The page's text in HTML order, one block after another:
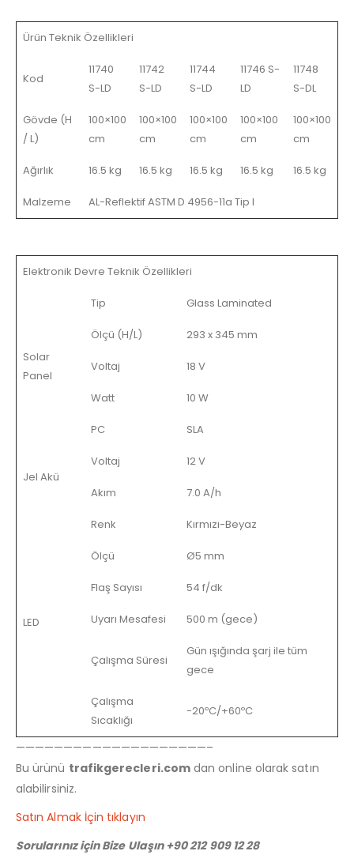
Ürün Teknik Özellikleri
Kod
11740
S-LD
11742
S-LD
11744
S-LD
11746 S-
LD
11748
S-DL
Gövde (H
/ L)
100×100
cm
100×100
cm
100×100
cm
100×100
cm
100×100
cm
Ağırlık 16.5 kg 16.5 kg 16.5 kg 16.5 kg 16.5 kg
Malzeme AL-Reflektif ASTM D 4956-11a Tip I
Elektronik Devre Teknik Özellikleri
Solar
Panel
Tip Glass Laminated
Ölçü (H/L) 293 x 345 mm
Voltaj 18 V
Watt 10 W
PC SLA
Jel Akü
Voltaj 12 V
Akım 7.0 A/h
LED
Renk Kırmızı-Beyaz
Ölçü Ø5 mm
Flaş Sayısı 54 f/dk
Uyarı Mesafesi 500 m (gece)
Çalışma Süresi
Gün ışığında şarj ile tüm
gece
Çalışma
Sıcaklığı
-20ºC/+60ºC
————————————————————–
Bu ürünü trafikgerecleri.comdan online olarak satın
alabilirsiniz.
Satın Almak İçin tıklayın
Sorularınız için Bize Ulaşın +90 212 909 12 28